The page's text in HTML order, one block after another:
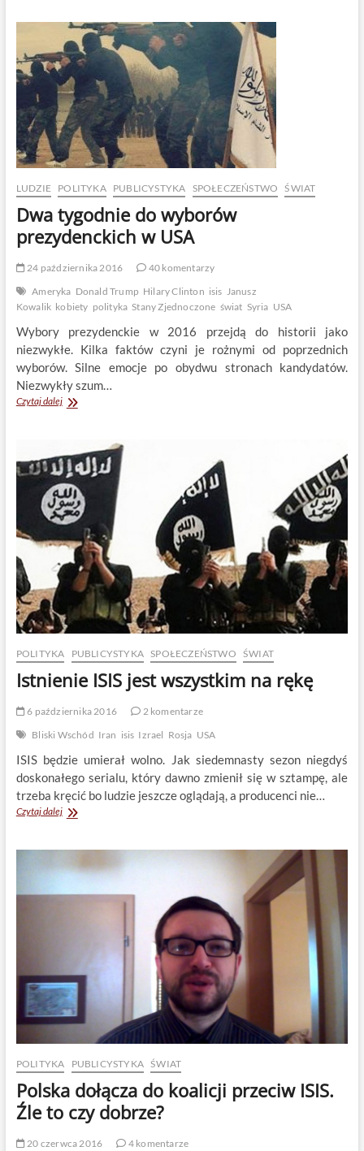
ponownie
przejmują
Palmyrę
LUDZIE POLITYKA PUBLICYSTYKA SPOŁECZEŃSTWO ŚWIAT
Dwa tygodnie do wyborów
prezydenckich w USA
24 października 2016
40 komentarzy
Ameryka Donald Trump Hilary Clinton isis Janusz
Kowalik kobiety polityka Stany Zjednoczone świat Syria USA
Wybory prezydenckie w 2016 przejdą do historii jako
niezwykłe. Kilka faktów czyni je rożnymi od poprzednich
wyborów. Silne emocje po obydwu stronach kandydatów.
Niezwykły szum…
Czytaj dalejDwa
prezydenckich
w
USA
POLITYKA PUBLICYSTYKA SPOŁECZEŃSTWO ŚWIAT
Istnienie ISIS jest wszystkim na rękę
6 października 2016
2 komentarze
Bliski Wschód Iran isis Izrael Rosja USA
ISIS będzie umierał wolno. Jak siedemnasty sezon niegdyś
doskonałego serialu, który dawno zmienił się w sztampę, ale
trzeba kręcić bo ludzie jeszcze oglądają, a producenci nie…
Czytaj dalejIstnienie
na
POLITYKA PUBLICYSTYKA ŚWIAT
Polska dołącza do koalicji przeciw ISIS.
Źle to czy dobrze?
20 czerwca 2016
4 komentarze